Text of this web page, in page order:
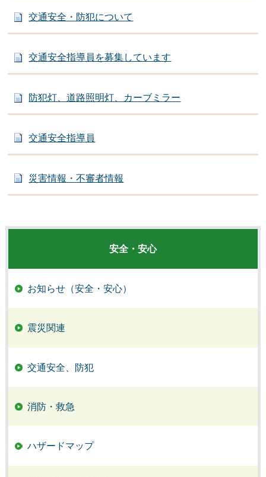
交通安全・防犯について
交通安全指導員を募集しています
防犯灯、道路照明灯、カーブミラー
交通安全指導員
災害情報・不審者情報
安全・安心
お知らせ（安全・安心）
震災関連
交通安全、防犯
消防・救急
ハザードマップ